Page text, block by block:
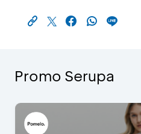
Promo Serupa